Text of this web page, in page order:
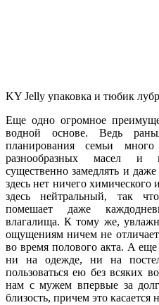
KY Jelly упаковка и тюбик
Еще одно огромное
водной основе. Ведь
планирования семьи
разнообразных масел и
существенно замедлять и
здесь нет ничего
здесь нейтральный, так
помешает даже
влагалища. К тому же,
ощущениям ничем не
во время полового акта. А еще
ни на одежде, ни на
пользоваться ею без всяких
нам с мужем впервые за
близость, причем это касается